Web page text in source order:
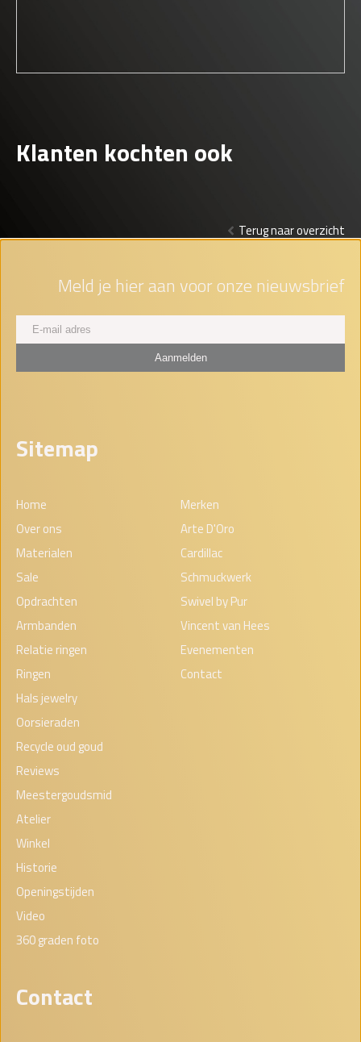
Klanten kochten ook
Terug naar overzicht
Meld je hier aan voor onze nieuwsbrief
Sitemap
Home
Over ons
Materialen
Sale
Opdrachten
Armbanden
Relatie ringen
Ringen
Hals jewelry
Oorsieraden
Recycle oud goud
Reviews
Meestergoudsmid
Atelier
Winkel
Historie
Openingstijden
Video
360 graden foto
Merken
Arte D'Oro
Cardillac
Schmuckwerk
Swivel by Pur
Vincent van Hees
Evenementen
Contact
Contact